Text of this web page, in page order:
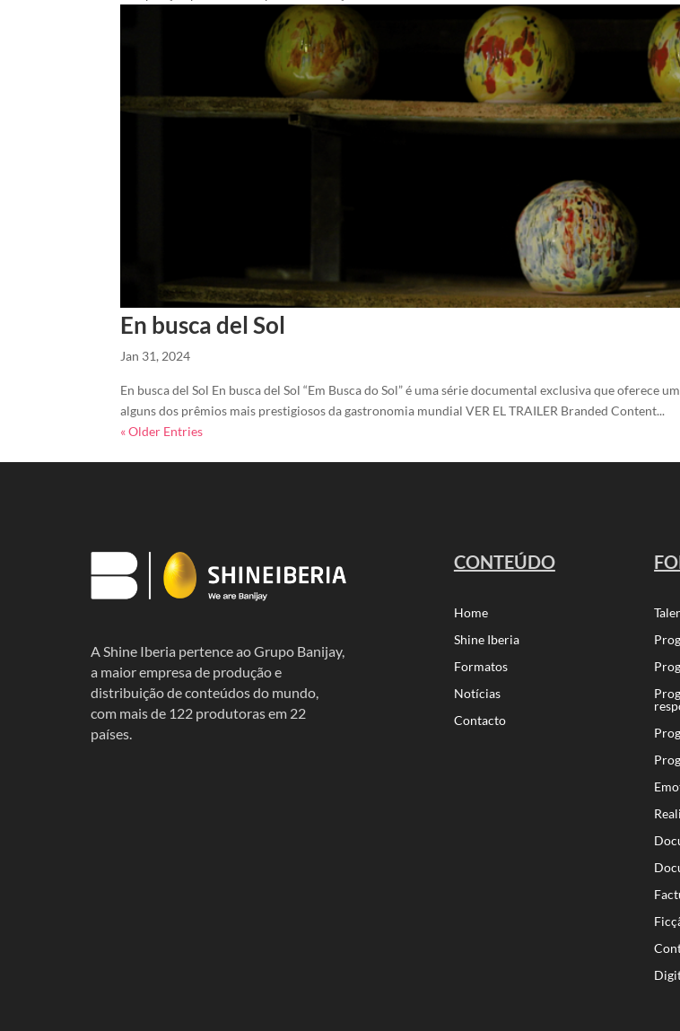
En busca del Sol
Jan 31, 2024
En busca del Sol En busca del Sol “Em Busca do Sol” é uma série documental exclusiva que oferece
alguns dos prêmios mais prestigiosos da gastronomia mundial VER EL TRAILER Branded Content...
« Older Entries
A Shine Iberia pertence ao Grupo Banijay,
a maior empresa de produção e
distribuição de conteúdos do mundo,
com mais de 122 produtoras em 22
países.
CONTEÚDO
Home
Shine Iberia
Formatos
Notícias
Contacto